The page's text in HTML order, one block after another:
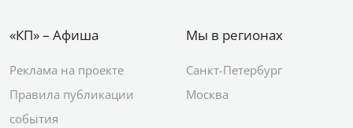
«КП» – Афиша
Реклама на проекте
Правила публикации
события
Мы в регионах
Санкт-Петербург
Москва